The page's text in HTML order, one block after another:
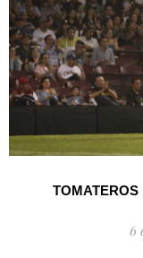
TOMATEROS
6